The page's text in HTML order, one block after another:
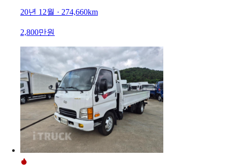
20년 12월 · 274,660km
2,800만원